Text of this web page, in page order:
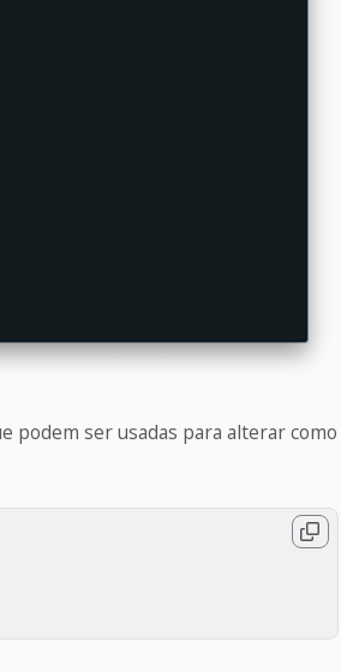
podem ser usadas para alterar como